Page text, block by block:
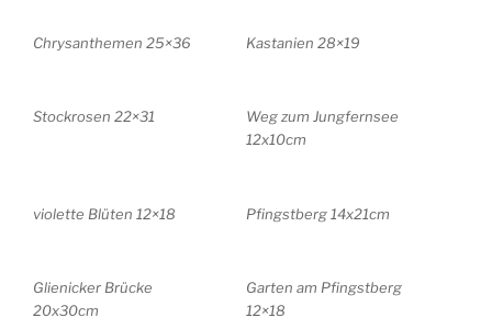
Chrysanthemen 25×36 Kastanien 28×19
Stockrosen 22×31
Weg zum Jungfernsee
12x10cm
violette Blüten 12×18 Pfingstberg 14x21cm
Glienicker Brücke
20x30cm
Garten am Pfingstberg
12×18